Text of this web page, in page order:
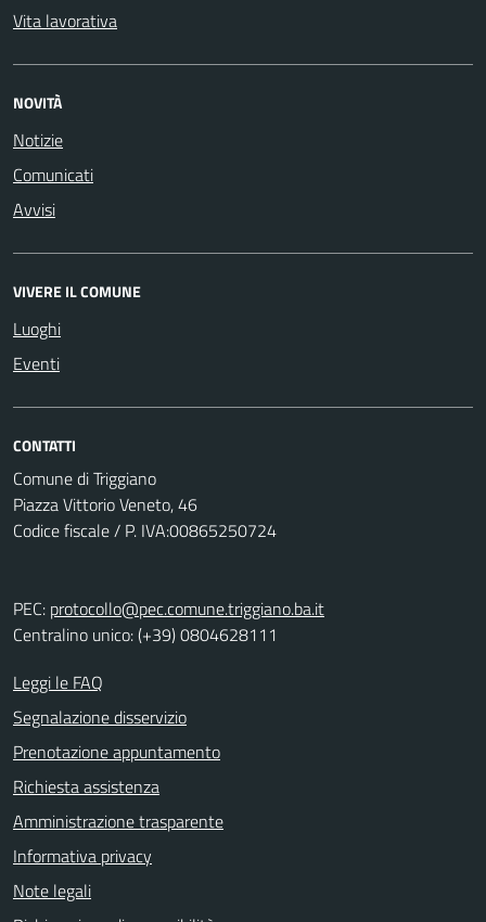
Vita lavorativa
NOVITÀ
Notizie
Comunicati
Avvisi
VIVERE IL COMUNE
Luoghi
Eventi
CONTATTI
Comune di Triggiano
Piazza Vittorio Veneto, 46
Codice fiscale / P. IVA:00865250724
PEC: protocollo@pec.comune.triggiano.ba.it
Centralino unico: (+39) 0804628111
Leggi le FAQ
Segnalazione disservizio
Prenotazione appuntamento
Richiesta assistenza
Amministrazione trasparente
Informativa privacy
Note legali